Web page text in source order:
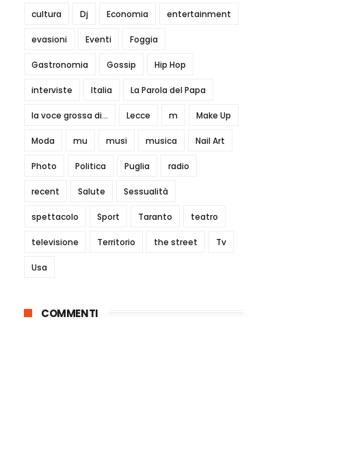
cultura Dj Economia entertainment
evasioni Eventi Foggia
Gastronomia Gossip Hip Hop
interviste Italia La Parola del Papa
la voce grossa di... Lecce m Make Up
Moda mu musi musica Nail Art
Photo Politica Puglia radio
recent Salute Sessualità
spettacolo Sport Taranto teatro
televisione Territorio the street Tv
Usa
COMMENTI